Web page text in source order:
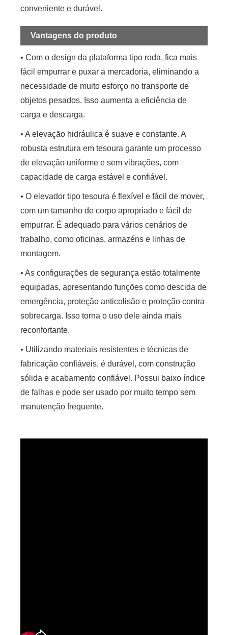
conveniente e durável.
Vantagens do produto
• Com o design da plataforma tipo roda, fica mais
fácil empurrar e puxar a mercadoria, eliminando a
necessidade de muito esforço no transporte de
objetos pesados. Isso aumenta a eficiência de
carga e descarga.
• A elevação hidráulica é suave e constante. A
robusta estrutura em tesoura garante um processo
de elevação uniforme e sem vibrações, com
capacidade de carga estável e confiável.
• O elevador tipo tesoura é flexível e fácil de mover,
com um tamanho de corpo apropriado e fácil de
empurrar. É adequado para vários cenários de
trabalho, como oficinas, armazéns e linhas de
montagem.
• As configurações de segurança estão totalmente
equipadas, apresentando funções como descida de
emergência, proteção anticolisão e proteção contra
sobrecarga. Isso torna o uso dele ainda mais
reconfortante.
• Utilizando materiais resistentes e técnicas de
fabricação confiáveis, é durável, com construção
sólida e acabamento confiável. Possui baixo índice
de falhas e pode ser usado por muito tempo sem
manutenção frequente.